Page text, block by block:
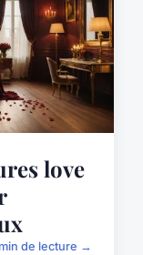
love
min de lecture →